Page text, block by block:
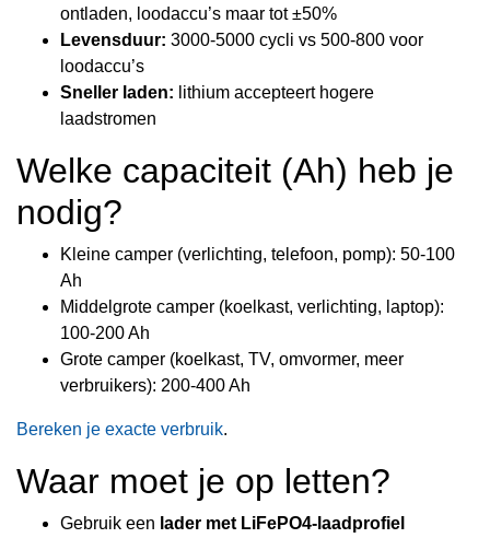
ontladen, loodaccu’s maar tot ±50%
Levensduur: 3000-5000 cycli vs 500-800 voor
loodaccu’s
Sneller laden: lithium accepteert hogere
laadstromen
Welke capaciteit (Ah) heb je
nodig?
Kleine camper (verlichting, telefoon, pomp): 50-100
Ah
Middelgrote camper (koelkast, verlichting, laptop):
100-200 Ah
Grote camper (koelkast, TV, omvormer, meer
verbruikers): 200-400 Ah
Bereken je exacte verbruik.
Waar moet je op letten?
Gebruik een lader met LiFePO4-laadprofiel